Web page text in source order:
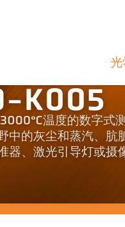
光
K005
温度的数字式
中的灰尘和蒸汽、肮
器、激光引导灯或摄